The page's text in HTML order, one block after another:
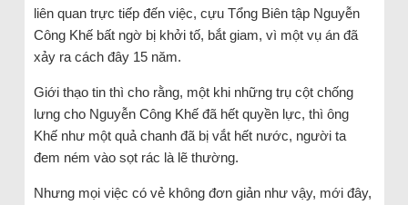
liên quan trực tiếp đến việc, cựu Tổng Biên tập Nguyễn
Công Khế bất ngờ bị khởi tố, bắt giam, vì một vụ án đã
xảy ra cách đây 15 năm.
Giới thạo tin thì cho rằng, một khi những trụ cột chống
lưng cho Nguyễn Công Khế đã hết quyền lực, thì ông
Khế như một quả chanh đã bị vắt hết nước, người ta
đem ném vào sọt rác là lẽ thường.
Nhưng mọi việc có vẻ không đơn giản như vậy, mới đây,